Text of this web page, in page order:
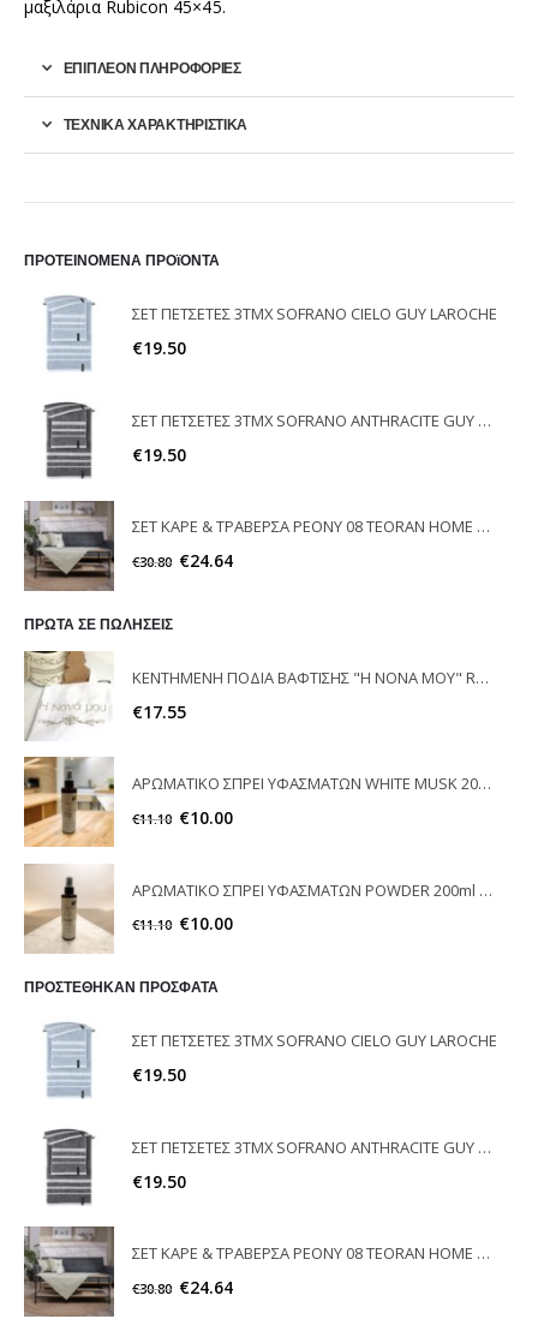
μαξιλάρια Rubicon 45×45.
ΕΠΙΠΛΈΟΝ ΠΛΗΡΟΦΟΡΊΕΣ
ΤΕΧΝΙΚΑ ΧΑΡΑΚΤΗΡΙΣΤΙΚΑ
ΠΡΟΤΕΙΝΟΜΕΝΑ ΠΡΟϊΟΝΤΑ
ΣΕΤ ΠΕΤΣΕΤΕΣ 3ΤΜΧ SOFRANO CIELO GUY LAROCHE
€19.50
ΣΕΤ ΠΕΤΣΕΤΕΣ 3ΤΜΧ SOFRANO ANTHRACITE GUY LAROCHE
€19.50
ΣΕΤ ΚΑΡΕ & ΤΡΑΒΕΡΣΑ PEONY 08 TEORAN HOME & MORE
€30.80 €24.64
ΠΡΩΤΑ ΣΕ ΠΩΛΗΣΕΙΣ
ΚΕΝΤΗΜΕΝΗ ΠΟΔΙΑ ΒΑΦΤΙΣΗΣ "Η ΝΟΝΑ ΜΟΥ" RAISON D'ETRE
€17.55
ΑΡΩΜΑΤΙΚΟ ΣΠΡΕΙ ΥΦΑΣΜΑΤΩΝ WHITE MUSK 200ml ELEGANT
€11.10 €10.00
ΑΡΩΜΑΤΙΚΟ ΣΠΡΕΙ ΥΦΑΣΜΑΤΩΝ POWDER 200ml ELEGANT
€11.10 €10.00
ΠΡΟΣΤΕΘΗΚΑΝ ΠΡΟΣΦΑΤΑ
ΣΕΤ ΠΕΤΣΕΤΕΣ 3ΤΜΧ SOFRANO CIELO GUY LAROCHE
€19.50
ΣΕΤ ΠΕΤΣΕΤΕΣ 3ΤΜΧ SOFRANO ANTHRACITE GUY LAROCHE
€19.50
ΣΕΤ ΚΑΡΕ & ΤΡΑΒΕΡΣΑ PEONY 08 TEORAN HOME & MORE
€30.80 €24.64